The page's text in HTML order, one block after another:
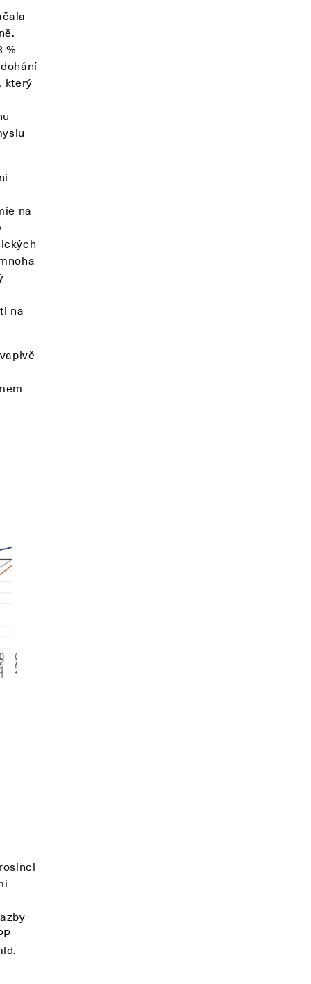
%
který
na
na